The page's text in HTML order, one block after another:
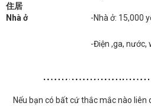
住居
Nhà ở
-Nhà ở: 15,000
-Điện ,ga, nước,
Nếu bạn có bất cứ thắc mắc nào liên